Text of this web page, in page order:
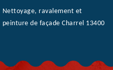
Nettoyage, ravalement et
peinture de façade Charrel 13400